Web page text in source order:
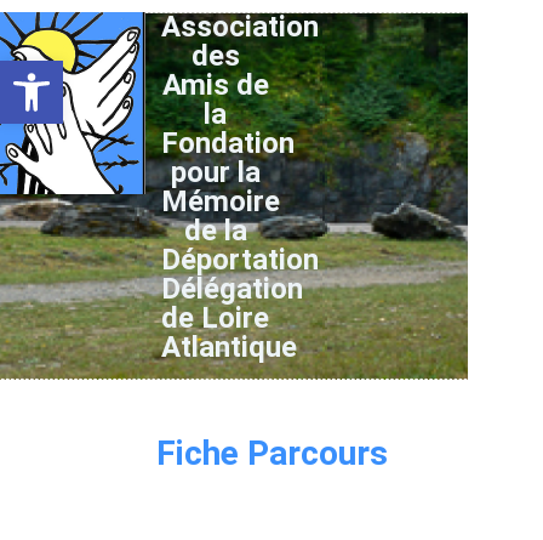
Ouvrir la barre d’outils
Association
des
Amis de
la
Fondation
pour la
Mémoire
de la
Déportation
Délégation
de Loire
Atlantique
Fiche Parcours